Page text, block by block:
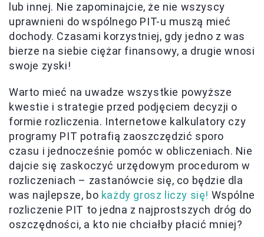
lub innej. Nie zapominajcie, że nie wszyscy
uprawnieni do wspólnego PIT-u muszą mieć
dochody. Czasami korzystniej, gdy jedno z was
bierze na siebie ciężar finansowy, a drugie wnosi
swoje zyski!
Warto mieć na uwadze wszystkie powyższe
kwestie i strategie przed podjęciem decyzji o
formie rozliczenia. Internetowe kalkulatory czy
programy PIT potrafią zaoszczędzić sporo
czasu i jednocześnie pomóc w obliczeniach. Nie
dajcie się zaskoczyć urzędowym procedurom w
rozliczeniach – zastanówcie się, co będzie dla
was najlepsze, bo każdy grosz liczy się! Wspólne
rozliczenie PIT to jedna z najprostszych dróg do
oszczędności, a kto nie chciałby płacić mniej?